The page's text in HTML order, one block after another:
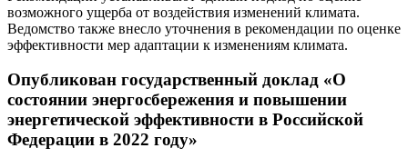
возможного ущерба от воздействия изменений климата.
Ведомство также внесло уточнения в рекомендации по оценке
эффективности мер адаптации к изменениям климата.
Опубликован государственный доклад «О
состоянии энергосбережения и повышении
энергетической эффективности в Российской
Федерации в 2022 году»